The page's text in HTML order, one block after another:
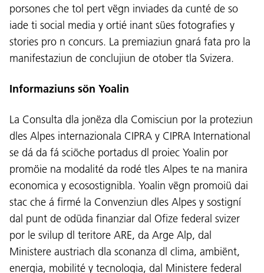
Lingaz:
DEU
ITA LAD ENG
Service Desk:
+39 0471 220880
Impressum
Privacy e Cookie Policy
Cundizions de nuzeda Reclamaziuns
Jobs
porsones che tol pert vëgn inviades da cunté de so
iade ti social media y ortié inant sües fotografies y
stories pro n concurs. La premiaziun gnará fata pro la
manifestaziun de conclujiun de otober tla Svizera.
Informaziuns sön Yoalin
La Consulta dla jonëza dla Comisciun por la proteziun
dles Alpes internazionala CIPRA y CIPRA International
se dá da fá sciöche portadus dl proiec Yoalin por
promöie na modalité da rodé tles Alpes te na manira
economica y ecosostignibla. Yoalin vëgn promoiü dai
stac che á firmé la Convenziun dles Alpes y sostigní
dal punt de odüda finanziar dal Ofize federal svizer
por le svilup dl teritore ARE, da Arge Alp, dal
Ministere austriach dla sconanza dl clima, ambiënt,
energia, mobilité y tecnologia, dal Ministere federal